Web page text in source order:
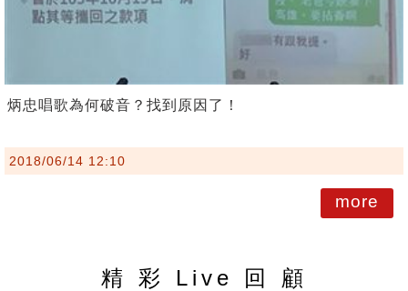
炳忠唱歌為何破音？找到原因了！
2018/06/14 12:10
more
精 彩 Live 回 顧